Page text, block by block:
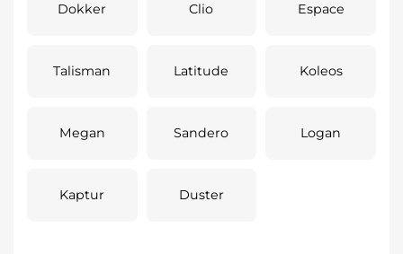
Dokker Clio Espace
Talisman Latitude Koleos
Megan Sandero Logan
Kaptur Duster